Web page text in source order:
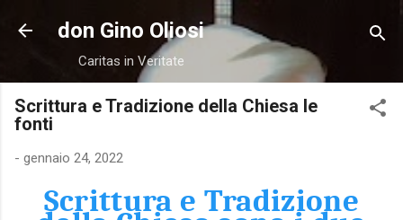
Passa ai contenuti principali
don Gino Oliosi
Caritas in Veritate
Scrittura e Tradizione della Chiesa le
fonti
- gennaio 24, 2022
Scrittura e Tradizione